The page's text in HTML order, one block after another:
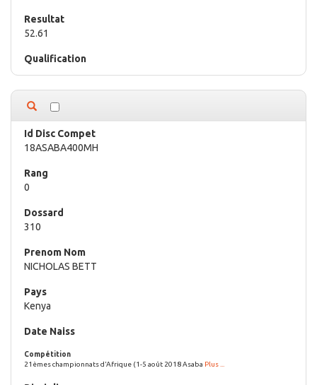
52.61
18ASABA400MH
0
310
NICHOLAS BETT
Kenya
21èmes championnats d'Afrique (1-5 août 2018 Asaba Plus ...